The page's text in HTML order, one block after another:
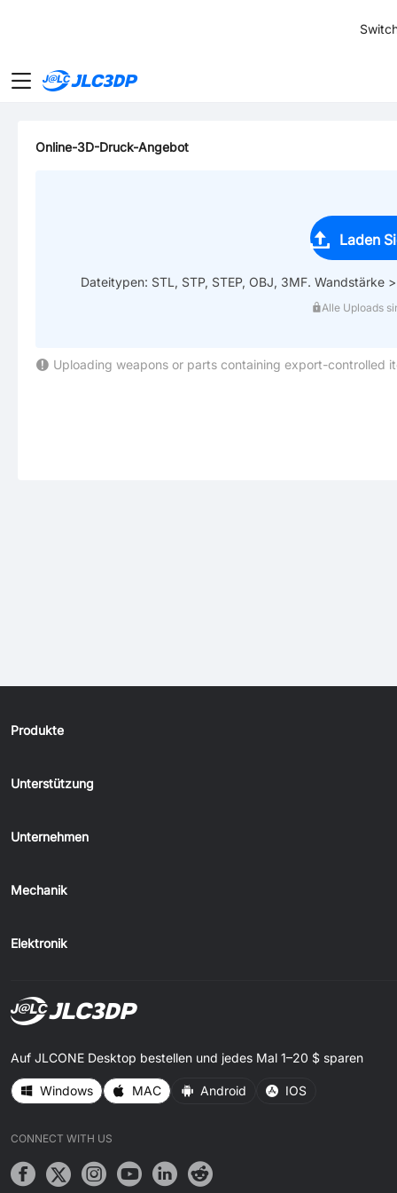
JLC3DP
Online-3D-Druck-Angebot
Laden
Dateitypen: STL, STP, STEP, OBJ, 3MF. Wandstärke
Alle Uploads
Uploading weapons or parts containing export-controlled
Produkte
Unterstützung
Unternehmen
Mechanik
Elektronik
Auf JLCONE Desktop bestellen und jedes Mal 1–20 $ sparen
Windows MAC Android IOS
CONNECT WITH US